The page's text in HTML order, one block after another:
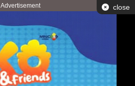
Advertisement close